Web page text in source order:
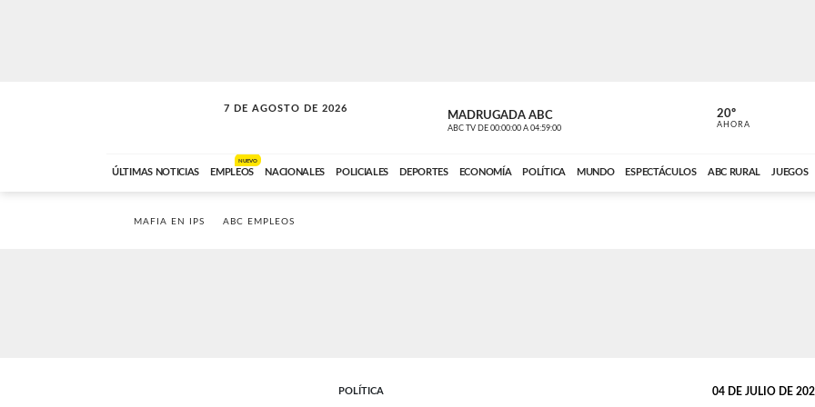
7 DE AGOSTO DE 2026
SOLO MÚSICA MADRUGADA ABC
ABC TV DE 00:00:00 A 04:59:00 ABC CARDINAL
20º
AHORA
ÚLTIMAS NOTICIAS EMPLEOS
NUEVO
NACIONALES POLICIALES DEPORTES ECONOMÍA POLÍTICA MUNDO ESPECTÁCULOS ABC RURAL JUEGOS
MAFIA EN IPS ABC EMPLEOS
POLÍTICA 04 DE JULIO DE